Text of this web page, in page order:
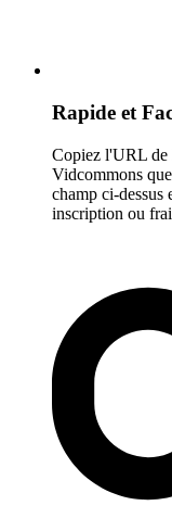
Rapide et
Copiez l'URL de
Vidcommons
champ ci-
inscription ou